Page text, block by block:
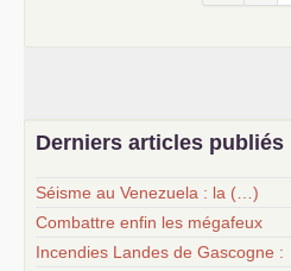
Derniers articles publiés
Séisme au Venezuela : la (…)
Combattre enfin les mégafeux
Incendies Landes de Gascogne :